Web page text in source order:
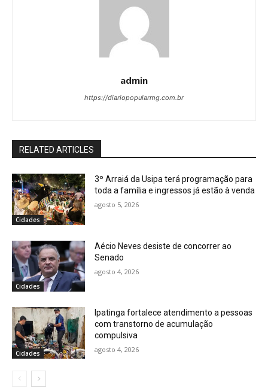
admin
https://diariopopularmg.com.br
RELATED ARTICLES
Cidades
3º Arraiá da Usipa terá programação para
toda a família e ingressos já estão à venda
agosto 5, 2026
Cidades
Aécio Neves desiste de concorrer ao
Senado
agosto 4, 2026
Cidades
Ipatinga fortalece atendimento a pessoas
com transtorno de acumulação
compulsiva
agosto 4, 2026